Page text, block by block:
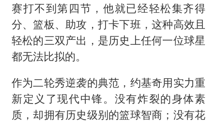
赛打不到第四节，他就已经轻松集齐得
分、篮板、助攻，打卡下班，这种高效且
轻松的三双产出，是历史上任何一位球星
都无法比拟的。
作为二轮秀逆袭的典范，约基奇用实力重
新定义了现代中锋。没有炸裂的身体素
质，却拥有历史级别的篮球智商；没有花